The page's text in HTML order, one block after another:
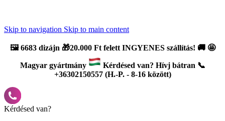
Skip to navigation Skip to main content
🖼️6683 dizájn 🎁20.000 Ft felett INGYENES szállítás! 🚚 🤩
Magyar gyártmány
Kérdésed van? Hívj bátran 📞
+36302150557 (H.-P. - 8-16 között)
Kérdésed van?